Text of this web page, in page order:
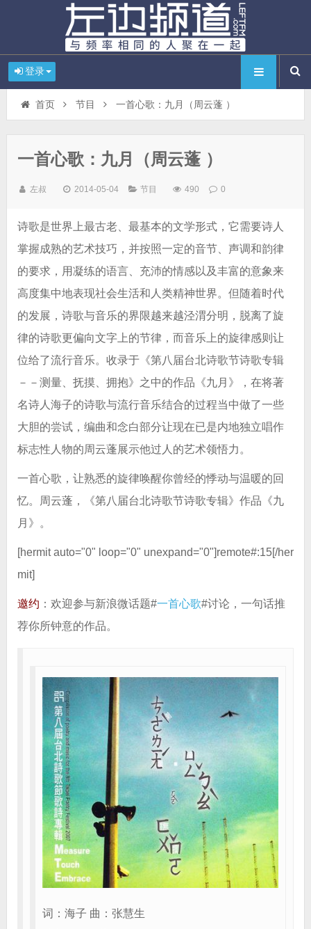
登录
首页 节目 一首心歌：九月（周云蓬 ）
一首心歌：九月（周云蓬 ）
左叔 2014-05-04 节目 490 0
诗歌是世界上最古老、最基本的文学形式，它需要诗人
掌握成熟的艺术技巧，并按照一定的音节、声调和韵律
的要求，用凝练的语言、充沛的情感以及丰富的意象来
高度集中地表现社会生活和人类精神世界。但随着时代
的发展，诗歌与音乐的界限越来越泾渭分明，脱离了旋
律的诗歌更偏向文字上的节律，而音乐上的旋律感则让
位给了流行音乐。收录于《第八届台北诗歌节诗歌专辑
－－测量、抚摸、拥抱》之中的作品《九月》，在将著
名诗人海子的诗歌与流行音乐结合的过程当中做了一些
大胆的尝试，编曲和念白部分让现在已是内地独立唱作
标志性人物的周云蓬展示他过人的艺术领悟力。
一首心歌，让熟悉的旋律唤醒你曾经的悸动与温暖的回
忆。周云蓬，《第八届台北诗歌节诗歌专辑》作品《九
月》。
[hermit auto="0" loop="0" unexpand="0"]remote#:15[/her
mit]
邀约 ：欢迎参与新浪微话题#一首心歌#讨论，一句话推
荐你所钟意的作品。
词：海子 曲：张慧生